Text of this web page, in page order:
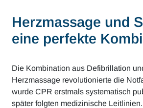
Herzmassage und
eine perfekte
Die Kombination aus Defibrillation
Herzmassage revolutionierte die
wurde CPR erstmals systematisch
später folgten medizinische